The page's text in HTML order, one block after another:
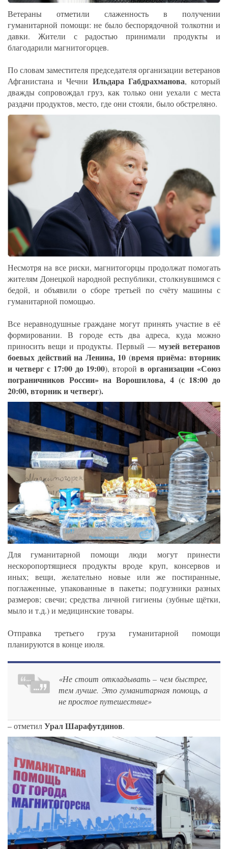
Ветераны отметили слаженность в получении
гуманитарной помощи: не было беспорядочной толкотни и
давки. Жители с радостью принимали продукты и
благодарили магнитогорцев.
По словам заместителя председателя организации ветеранов
Афганистана и Чечни Ильдара Габдрахманова, который
дважды сопровождал груз, как только они уехали с места
раздачи продуктов, место, где они стояли, было обстреляно.
Несмотря на все риски, магнитогорцы продолжат помогать
жителям Донецкой народной республики, столкнувшимся с
бедой, и объявили о сборе третьей по счёту машины с
гуманитарной помощью.
Все неравнодушные граждане могут принять участие в её
формировании. В городе есть два адреса, куда можно
приносить вещи и продукты. Первый — музей ветеранов
боевых действий на Ленина, 10 (время приёма: вторник
и четверг с 17:00 до 19:00), второйв организации «Союз
пограничников России» на Ворошилова, 4 (с 18:00 до
20:00, вторник и четверг).
Для гуманитарной помощи люди могут принести
нескоропортящиеся продукты вроде круп, консервов и
иных; вещи, желательно новые или же постиранные,
поглаженные, упакованные в пакеты; подгузники разных
размеров; свечи; средства личной гигиены (зубные щётки,
мыло и т.д.) и медицинские товары.
Отправка третьего груза гуманитарной помощи
планируются в конце июля.
«Не стоит откладывать – чем быстрее,
тем лучше. Это гуманитарная помощь, а
не простое путешествие»
– отметилУрал Шарафутдинов.